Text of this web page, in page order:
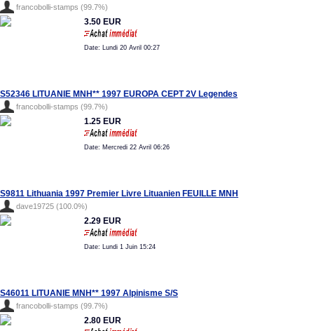
francobolli-stamps (99.7%)
3.50 EUR
Date: Lundi 20 Avril 00:27
S52346 LITUANIE MNH** 1997 EUROPA CEPT 2V Legendes
francobolli-stamps (99.7%)
1.25 EUR
Date: Mercredi 22 Avril 06:26
S9811 Lithuania 1997 Premier Livre Lituanien FEUILLE MNH
dave19725 (100.0%)
2.29 EUR
Date: Lundi 1 Juin 15:24
S46011 LITUANIE MNH** 1997 Alpinisme S/S
francobolli-stamps (99.7%)
2.80 EUR